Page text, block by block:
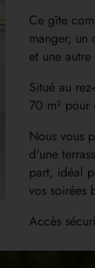
Ce gîte
manger, un
et une
Situé au
70 m² pour
Nous vous
d'une
part, idéal
vos soirées
Accès